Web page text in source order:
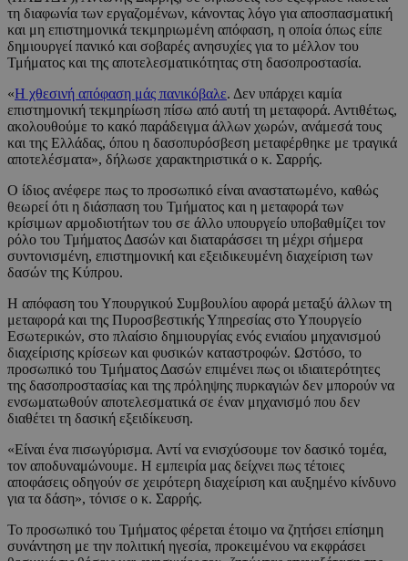
τη διαφωνία των εργαζομένων, κάνοντας λόγο για αποσπασματική
και μη επιστημονικά τεκμηριωμένη απόφαση, η οποία όπως είπε
δημιουργεί πανικό και σοβαρές ανησυχίες για το μέλλον του
Τμήματος και της αποτελεσματικότητας στη δασοπροστασία.
«Η χθεσινή απόφαση μάς πανικόβαλε. Δεν υπάρχει καμία
επιστημονική τεκμηρίωση πίσω από αυτή τη μεταφορά. Αντιθέτως,
ακολουθούμε το κακό παράδειγμα άλλων χωρών, ανάμεσά τους
και της Ελλάδας, όπου η δασοπυρόσβεση μεταφέρθηκε με τραγικά
αποτελέσματα», δήλωσε χαρακτηριστικά ο κ. Σαρρής.
Ο ίδιος ανέφερε πως το προσωπικό είναι αναστατωμένο, καθώς
θεωρεί ότι η διάσπαση του Τμήματος και η μεταφορά των
κρίσιμων αρμοδιοτήτων του σε άλλο υπουργείο υποβαθμίζει τον
ρόλο του Τμήματος Δασών και διαταράσσει τη μέχρι σήμερα
συντονισμένη, επιστημονική και εξειδικευμένη διαχείριση των
δασών της Κύπρου.
Η απόφαση του Υπουργικού Συμβουλίου αφορά μεταξύ άλλων τη
μεταφορά και της Πυροσβεστικής Υπηρεσίας στο Υπουργείο
Εσωτερικών, στο πλαίσιο δημιουργίας ενός ενιαίου μηχανισμού
διαχείρισης κρίσεων και φυσικών καταστροφών. Ωστόσο, το
προσωπικό του Τμήματος Δασών επιμένει πως οι ιδιαιτερότητες
της δασοπροστασίας και της πρόληψης πυρκαγιών δεν μπορούν να
ενσωματωθούν αποτελεσματικά σε έναν μηχανισμό που δεν
διαθέτει τη δασική εξειδίκευση.
«Είναι ένα πισωγύρισμα. Αντί να ενισχύσουμε τον δασικό τομέα,
τον αποδυναμώνουμε. Η εμπειρία μας δείχνει πως τέτοιες
αποφάσεις οδηγούν σε χειρότερη διαχείριση και αυξημένο κίνδυνο
για τα δάση», τόνισε ο κ. Σαρρής.
Το προσωπικό του Τμήματος φέρεται έτοιμο να ζητήσει επίσημη
συνάντηση με την πολιτική ηγεσία, προκειμένου να εκφράσει